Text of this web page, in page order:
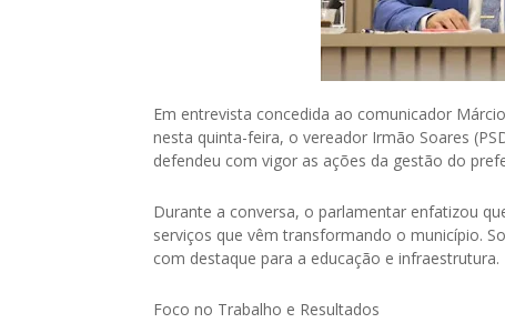
Em entrevista concedida ao comunicador
nesta quinta-feira, o vereador Irmão Soares
defendeu com vigor as ações da gestão do
Durante a conversa, o parlamentar enfatizou
serviços que vêm transformando o município.
com destaque para a educação e infraestrutura.
Foco no Trabalho e Resultados